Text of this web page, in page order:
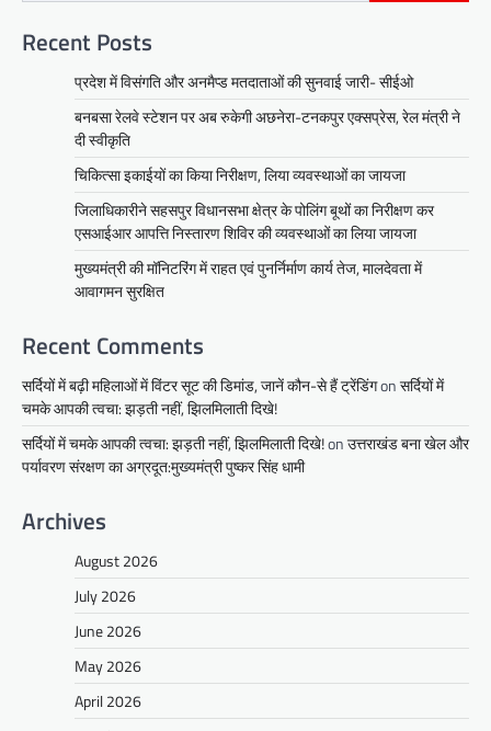
Recent Posts
प्रदेश में विसंगति और अनमैप्ड मतदाताओं की सुनवाई जारी- सीईओ
बनबसा रेलवे स्टेशन पर अब रुकेगी अछनेरा-टनकपुर एक्सप्रेस, रेल मंत्री ने
दी स्वीकृति
चिकित्सा इकाईयों का किया निरीक्षण, लिया व्यवस्थाओं का जायजा
जिलाधिकारीने सहसपुर विधानसभा क्षेत्र के पोलिंग बूथों का निरीक्षण कर
एसआईआर आपत्ति निस्तारण शिविर की व्यवस्थाओं का लिया जायजा
मुख्यमंत्री की मॉनिटरिंग में राहत एवं पुनर्निर्माण कार्य तेज, मालदेवता में
आवागमन सुरक्षित
Recent Comments
सर्दियों में बढ़ी महिलाओं में विंटर सूट की डिमांड, जानें कौन-से हैं ट्रेंडिंगonसर्दियों में
चमके आपकी त्वचा: झड़ती नहीं, झिलमिलाती दिखे!
सर्दियों में चमके आपकी त्वचा: झड़ती नहीं, झिलमिलाती दिखे!onउत्तराखंड बना खेल और
पर्यावरण संरक्षण का अग्रदूत:मुख्यमंत्री पुष्कर सिंह धामी
Archives
August 2026
July 2026
June 2026
May 2026
April 2026